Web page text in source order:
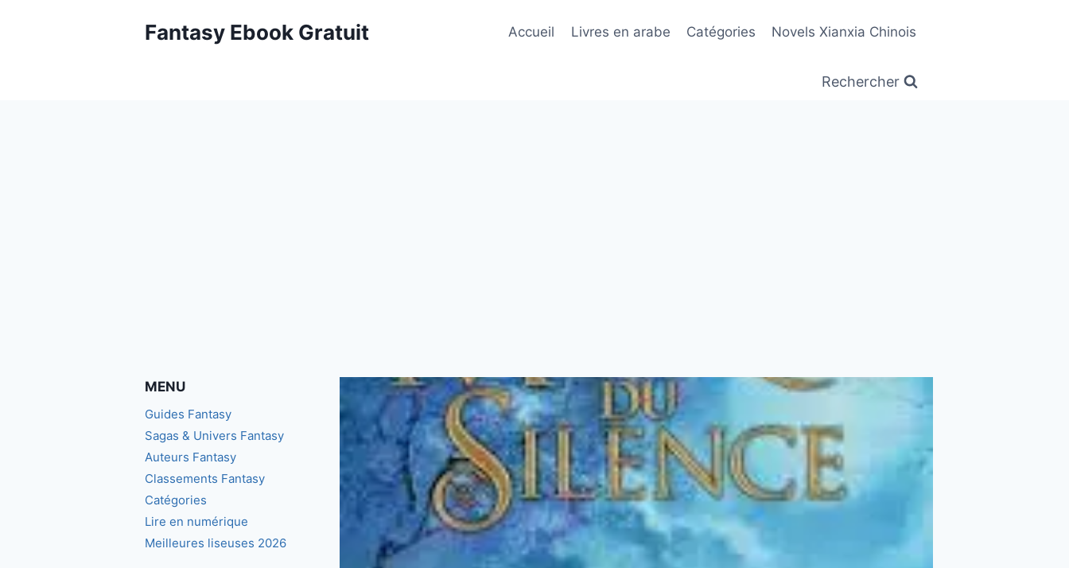
Fantasy Ebook Gratuit Accueil Livres en arabe Catégories Novels Xianxia Chinois
Rechercher
MENU
Guides Fantasy
Sagas & Univers Fantasy
Auteurs Fantasy
Classements Fantasy
Catégories
Lire en numérique
Meilleures liseuses 2026